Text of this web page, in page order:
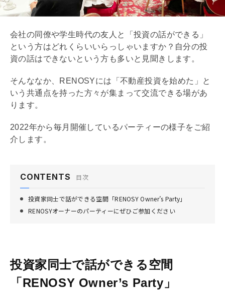
会社の同僚や学生時代の友人と「投資の話ができる」
という方はどれくらいいらっしゃいますか？自分の投
資の話はできないという方も多いと見聞きします。
そんななか、RENOSYには「不動産投資を始めた」と
いう共通点を持った方々が集まって交流できる場があ
ります。
2022年から毎月開催しているパーティーの様子をご紹
介します。
CONTENTS 目次
投資家同士で話ができる空間「RENOSY Owner’s Party」
RENOSYオーナーのパーティーにぜひご参加ください
投資家同士で話ができる空間
「RENOSY Owner’s Party」